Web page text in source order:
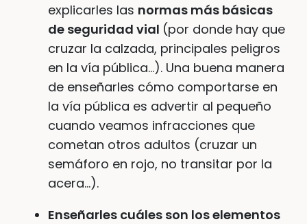
explicarles las normas más básicas
de seguridad vial (por donde hay que
cruzar la calzada, principales peligros
en la vía pública…). Una buena manera
de enseñarles cómo comportarse en
la vía pública es advertir al pequeño
cuando veamos infracciones que
cometan otros adultos (cruzar un
semáforo en rojo, no transitar por la
acera…).
Enseñarles cuáles son los elementos